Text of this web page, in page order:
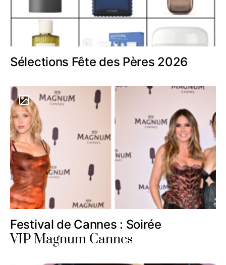
Sélections Fête des Pères 2026
Festival de Cannes : Soirée
VIP Magnum Cannes